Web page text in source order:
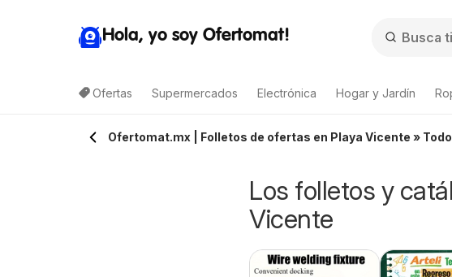
Hola, yo soy Ofertomat!
Ofertas Supermercados Electrónica Hogar y Jardín
Ofertomat.mx | Folletos de ofertas en Playa Vicente »
Los folletos y
Vicente